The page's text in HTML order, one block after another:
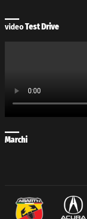
videoTest Drive
Marchi